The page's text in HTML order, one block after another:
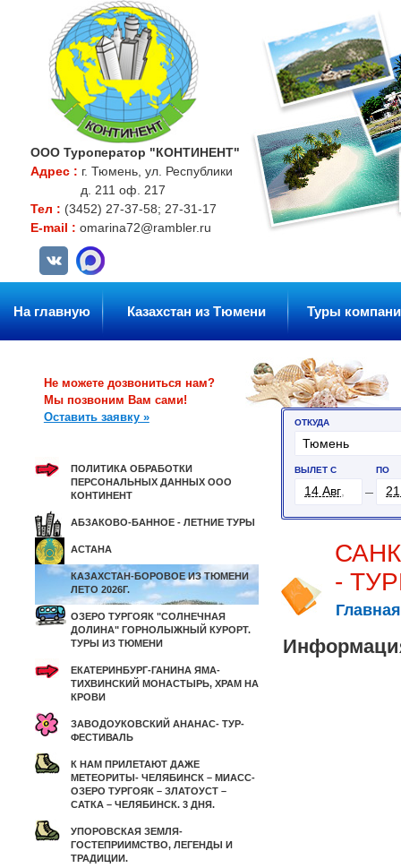
ООО Туроператор "КОНТИНЕНТ"
Адрес : г. Тюмень, ул. Республики
д. 211 оф. 217
Тел : (3452) 27-37-58; 27-31-17
E-mail : omarina72@rambler.ru
На главную Казахстан из Тюмени Туры
Не можете дозвониться нам?
Мы позвоним Вам сами!
Оставить заявку »
ПОЛИТИКА ОБРАБОТКИ
ПЕРСОНАЛЬНЫХ ДАННЫХ ООО
КОНТИНЕНТ
АБЗАКОВО-БАННОЕ - ЛЕТНИЕ ТУРЫ
АСТАНА
КАЗАХСТАН-БОРОВОЕ ИЗ ТЮМЕНИ
ЛЕТО 2026Г.
ОЗЕРО ТУРГОЯК "СОЛНЕЧНАЯ
ДОЛИНА" ГОРНОЛЫЖНЫЙ КУРОРТ.
ТУРЫ ИЗ ТЮМЕНИ
ЕКАТЕРИНБУРГ-ГАНИНА ЯМА-
ТИХВИНСКИЙ МОНАСТЫРЬ, ХРАМ НА
КРОВИ
ЗАВОДОУКОВСКИЙ АНАНАС- ТУР-
ФЕСТИВАЛЬ
К НАМ ПРИЛЕТАЮТ ДАЖЕ
МЕТЕОРИТЫ- ЧЕЛЯБИНСК – МИАСС-
ОЗЕРО ТУРГОЯК – ЗЛАТОУСТ –
САТКА – ЧЕЛЯБИНСК. 3 ДНЯ.
УПОРОВСКАЯ ЗЕМЛЯ-
ГОСТЕПРИИМСТВО, ЛЕГЕНДЫ И
ТРАДИЦИИ.
-
Главная